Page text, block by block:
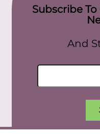
Subscribe
And